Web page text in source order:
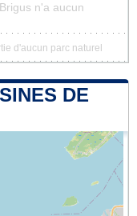
n'a aucun
d'aucun parc naturel
DE